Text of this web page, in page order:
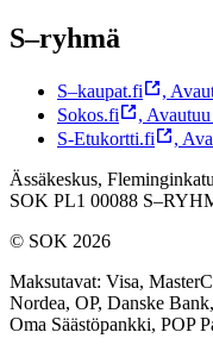
S–ryhmä
S–kaupat.fi ,
Sokos.fi
,
S-Etukortti.fi
,
Ässäkeskus,
SOK PL1 00088
© SOK 2026
Maksutavat: Visa,
Nordea, OP, Danske
Oma Säästöpankki, POP